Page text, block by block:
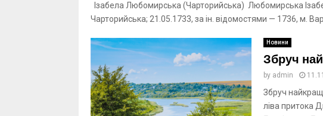
Ізабела Любомирська (Чарторийська) Любомирська
Чарторийська; 21.05.1733, за ін. відомостями — 1736, м.
Новини
Збруч
by admin
Збруч
ліва притока